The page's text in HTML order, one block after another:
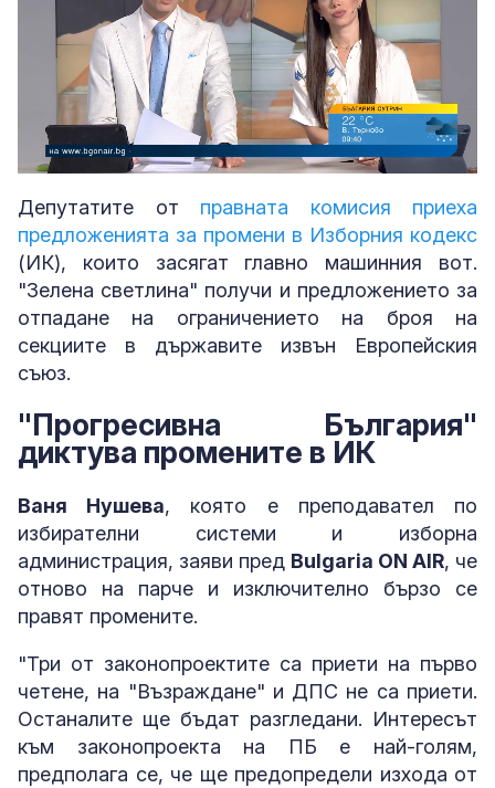
Unmute Loaded:
4.17%
Депутатите от правната комисия приеха
предложенията за промени в Изборния кодекс
(ИК), които засягат главно машинния вот.
"Зелена светлина" получи и предложението за
отпадане на ограничението на броя на
секциите в държавите извън Европейския
съюз.
"Прогресивна България"
диктува промените в ИК
Ваня Нушева, която е преподавател по
избирателни системи и изборна
администрация, заяви пред Bulgaria ON AIR, че
отново на парче и изключително бързо се
правят промените.
"Три от законопроектите са приети на първо
четене, на "Възраждане" и ДПС не са приети.
Останалите ще бъдат разгледани. Интересът
към законопроекта на ПБ е най-голям,
предполага се, че ще предопредели изхода от